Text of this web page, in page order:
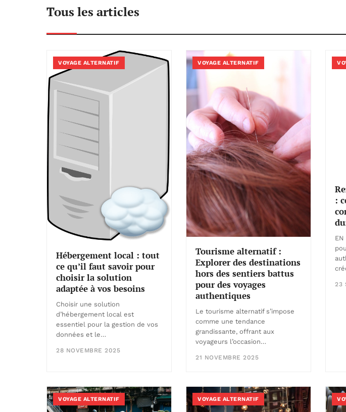
Tous les articles
VOYAGE ALTERNATIF
Hébergement local : tout
ce qu’il faut savoir pour
choisir la solution
adaptée à vos besoins
Choisir une solution
d’hébergement local est
essentiel pour la gestion de vos
données et le…
28 NOVEMBRE 2025
VOYAGE ALTERNATIF
Tourisme alternatif :
Explorer des destinations
hors des sentiers battus
pour des voyages
authentiques
Le tourisme alternatif s’impose
comme une tendance
grandissante, offrant aux
voyageurs l’occasion…
21 NOVEMBRE 2025
:
23
VOYAGE ALTERNATIF VOYAGE ALTERNATIF